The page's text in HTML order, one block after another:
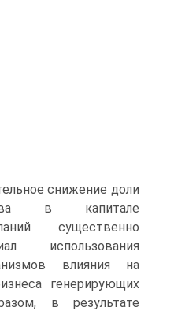
снижение доли
в капитале
существенно
использования
влияния на
генерирующих
в результате